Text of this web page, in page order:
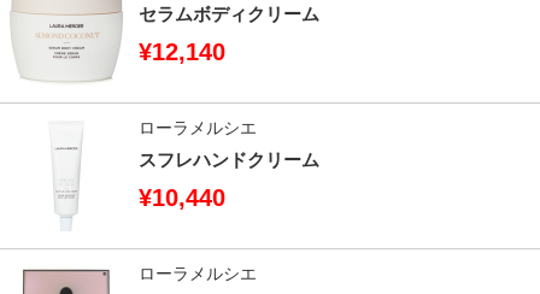
セラムボディクリーム
¥12,140
ローラメルシエ
スフレハンドクリーム
¥10,440
ローラメルシエ